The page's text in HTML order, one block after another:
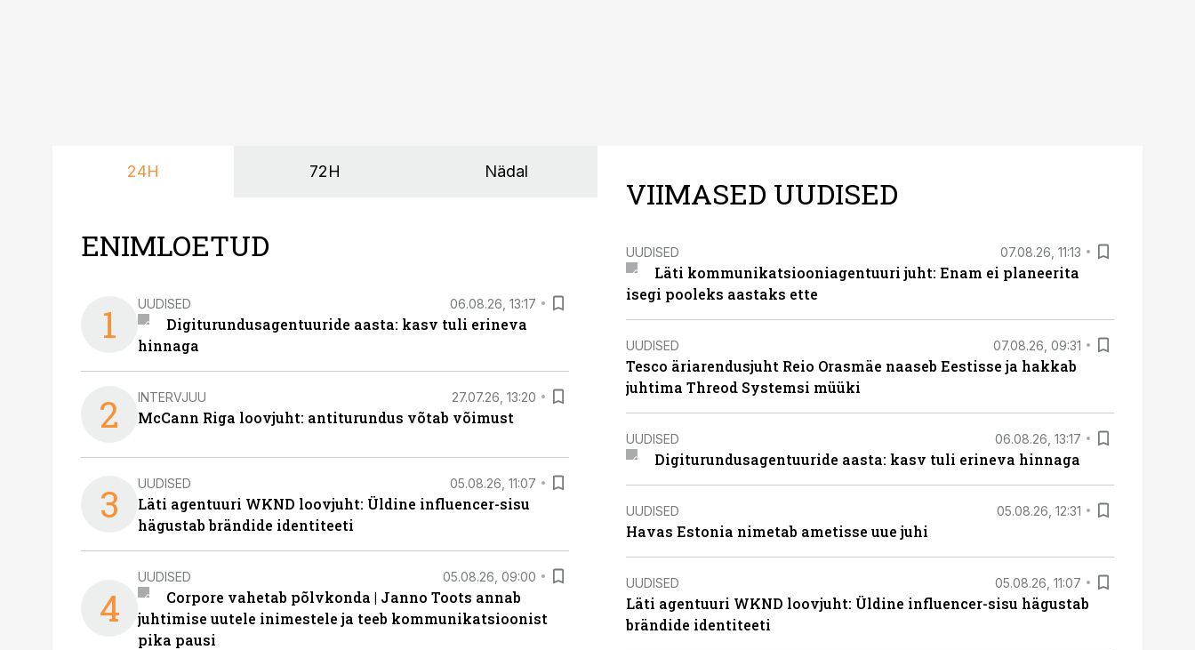
24H 72H Nädal
ENIMLOETUD
1 UUDISED 06.08.26, 13:17
Digiturundusagentuuride aasta: kasv tuli erineva
hinnaga
2 INTERVJUU 27.07.26, 13:20
McCann Riga loovjuht: antiturundus võtab võimust
3 UUDISED 05.08.26, 11:07
Läti agentuuri WKND loovjuht: Üldine influencer-sisu
hägustab brändide identiteeti
4
UUDISED 05.08.26, 09:00
Corpore vahetab põlvkonda | Janno Toots annab
juhtimise uutele inimestele ja teeb kommunikatsioonist
pika pausi
VIIMASED UUDISED
UUDISED 07.08.26, 11:13
Läti kommunikatsiooniagentuuri juht: Enam ei planeerita
isegi pooleks aastaks ette
UUDISED 07.08.26, 09:31
Tesco äriarendusjuht Reio Orasmäe naaseb Eestisse ja hakkab
juhtima Threod Systemsi müüki
UUDISED 06.08.26, 13:17
Digiturundusagentuuride aasta: kasv tuli erineva hinnaga
UUDISED 05.08.26, 12:31
Havas Estonia nimetab ametisse uue juhi
UUDISED 05.08.26, 11:07
Läti agentuuri WKND loovjuht: Üldine influencer-sisu hägustab
brändide identiteeti